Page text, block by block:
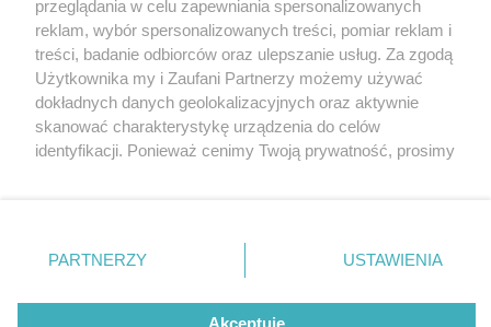
CPK Protest w Katowicach
Samorządowcy i politycy protestujący przeciwko
budowie kolei do CPK przez śląskie gminy.
Nie zapomnij
zapoznać się z:
polityką prywatności regulamin korzystania z portali
Twojemiasto
Piekary Śląskie
Chorzów
Tarnowskie Góry
Gliwice
Skontakuj sięz nami
Kontakt
Wydawca
Redakcja
przeglądania w celu zapewniania spersonalizowanych
reklam, wybór spersonalizowanych treści, pomiar reklam i
treści, badanie odbiorców oraz ulepszanie usług. Za zgodą
Użytkownika my i Zaufani Partnerzy możemy używać
dokładnych danych geolokalizacyjnych oraz aktywnie
skanować charakterystykę urządzenia do celów
identyfikacji. Ponieważ cenimy Twoją prywatność, prosimy
prywatności znajdujący się w lewym dolnym rogu strony
. Niektóre rodzaje przetwarzania danych nie wymagają
zgody użytkownika, ale masz prawo sprzeciwić się
takiemu przetwarzaniu. Preferencje będą miały
PARTNERZY USTAWIENIA
Akceptuję